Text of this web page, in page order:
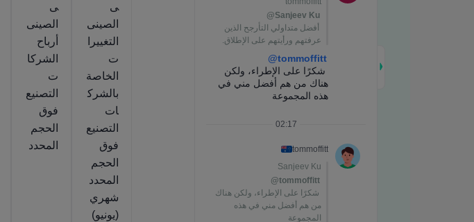
ى
الصينى
التغييرا
ت
الخاصة
بالشرك
ات
التصنيع
فوق
الحجم
المحدد
شهري
(يونيو)
ى
الصينى
أرباح
الشركا
ت
التصنيع
فوق
الحجم
المحدد